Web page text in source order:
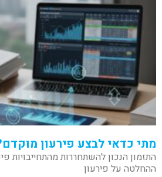
מתי כדאי לבצע פירעון
התזמון הנכון להשתחררות מהתחייבויות
ההחלטה על פירעון